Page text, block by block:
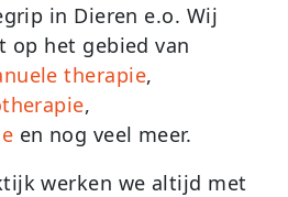
in Dieren e.o. Wij
op het gebied van
therapie,
,
en nog veel meer.
werken we altijd met